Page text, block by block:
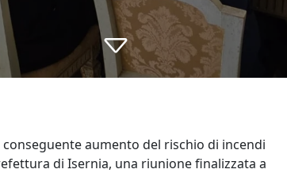
aumento del rischio di incendi
di Isernia, una riunione finalizzata a